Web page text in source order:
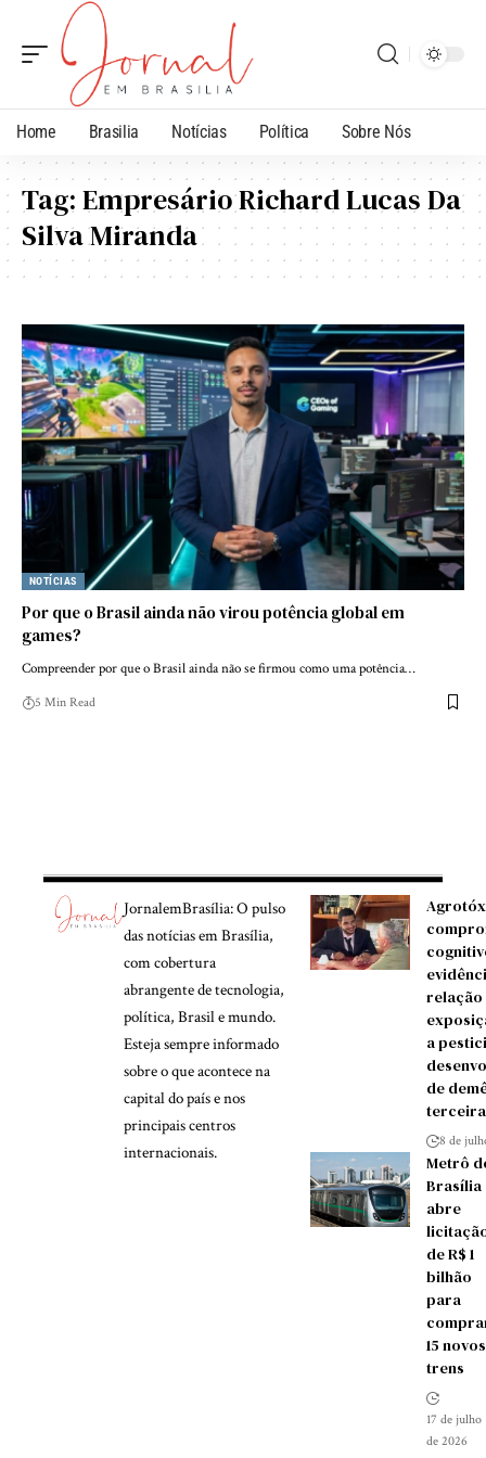
Home Brasilia Notícias Política Sobre Nós
Tag:Empresário Richard Lucas Da
Silva Miranda
NOTÍCIAS
Por que o Brasil ainda não virou potência global em
games?
Compreender por que o Brasil ainda não se firmou como uma potência…
5 Min Read
JornalemBrasília: O pulso
das notícias em Brasília,
com cobertura
abrangente de tecnologia,
política, Brasil e mundo.
Esteja sempre informado
sobre o que acontece na
capital do país e nos
principais centros
internacionais.
a
de
8 de
Metrô
Brasília
abre
de R$ 1
bilhão
para
15 novos
trens
17 de julho
de 2026